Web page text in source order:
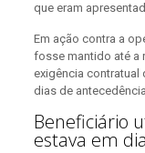
que eram
Em ação contra a
fosse mantido até a
exigência contratual
dias de
Beneficiário
estava em